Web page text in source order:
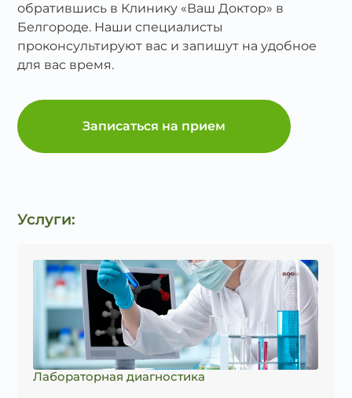
обратившись в Клинику «Ваш Доктор» в
Белгороде. Наши специалисты
проконсультируют вас и запишут на удобное
для вас время.
Записаться на прием
Услуги:
Лабораторная диагностика